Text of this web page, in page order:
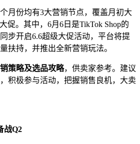
月份均有3大营销节点，覆盖月初大
促。其中，6月6日是TikTok Shop的
步开启6.6超级大促活动，平台将提
扶持，并推出全新营销玩法。
策略及选品攻略，供卖家参考。建议
积极参与活动，把握销售良机，大卖
战Q2